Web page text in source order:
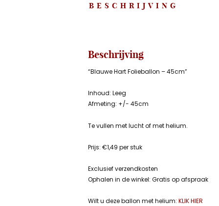
BESCHRIJVING
Beschrijving
“Blauwe Hart Folieballon – 45cm”
Inhoud: Leeg
Afmeting: +/- 45cm
Te vullen met lucht of met helium.
Prijs: €1,49 per stuk
Exclusief verzendkosten
Ophalen in de winkel: Gratis op afspraak
Wilt u deze ballon met helium:KLIK HIER